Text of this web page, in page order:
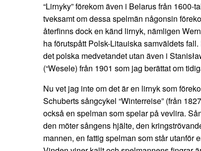
“Lirnyky” förekom även i Belarus från 1600-
tveksamt om dessa spelmän någonsin
återfinns dock en känd lirnyk, nämligen
ha förutspått Polsk-Litauiska samväldets
det polska medvetandet utan även i
(“Wesele) från 1901 som jag berättat om
Nu vet jag inte om det är en lirnyk som
Schuberts sångcykel “Winterreise” (från
också en spelman som spelar på vevlira.
den möter sångens hjälte, den
mannen, en fattig spelman som står utanför